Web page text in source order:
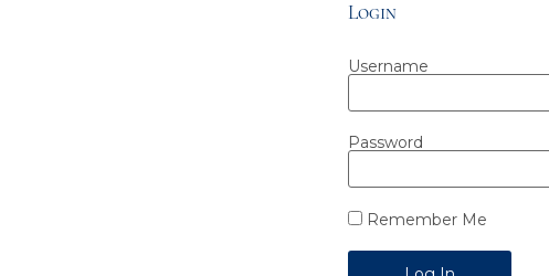
Login
Username
Password
Remember Me